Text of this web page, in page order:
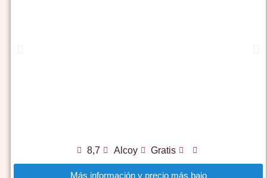
8,7 Alcoy Gratis
Más información y precio más bajo